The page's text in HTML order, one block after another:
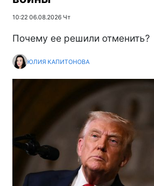
10:22 06.08.2026 Чт
Почему ее решили отменить?
ЮЛИЯ КАПИТОНОВА